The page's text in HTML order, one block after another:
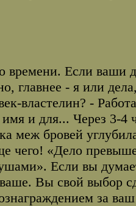
времени. Если ваши
главнее - я или
властелин? -
и для... Через 3-4
меж бровей
чего! «Дело
Если вы
Вы свой выбор
за